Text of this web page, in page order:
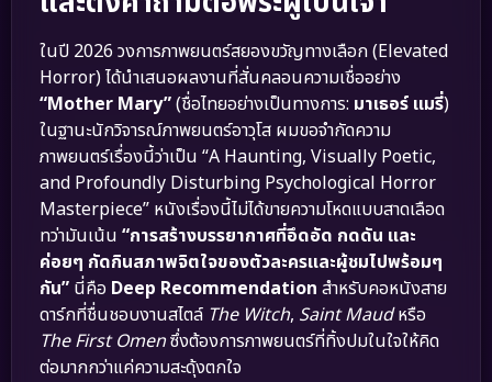
ในปี 2026 วงการภาพยนตร์สยองขวัญทางเลือก (Elevated
Horror) ได้นำเสนอผลงานที่สั่นคลอนความเชื่ออย่าง
“Mother Mary”(ชื่อไทยอย่างเป็นทางการ: มาเธอร์ แมรี่)
ในฐานะนักวิจารณ์ภาพยนตร์อาวุโส ผมขอจำกัดความ
ภาพยนตร์เรื่องนี้ว่าเป็น “A Haunting, Visually Poetic,
and Profoundly Disturbing Psychological Horror
Masterpiece” หนังเรื่องนี้ไม่ได้ขายความโหดแบบสาดเลือด
ทว่ามันเน้น “การสร้างบรรยากาศที่อึดอัด กดดัน และ
ค่อยๆ กัดกินสภาพจิตใจของตัวละครและผู้ชมไปพร้อมๆ
กัน” นี่คือ Deep Recommendation สำหรับคอหนังสาย
ดาร์กที่ชื่นชอบงานสไตล์ The Witch, Saint Maudหรือ
The First Omenซึ่งต้องการภาพยนตร์ที่ทิ้งปมในใจให้คิด
ต่อมากกว่าแค่ความสะดุ้งตกใจ